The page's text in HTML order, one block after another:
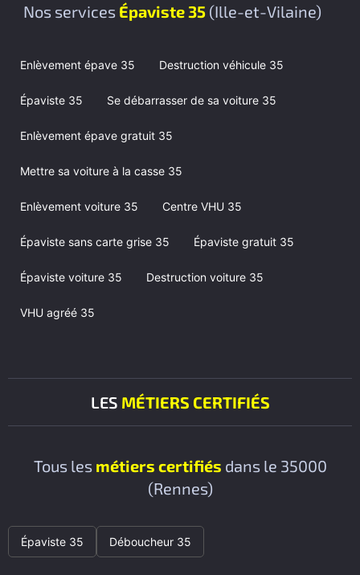
Nos services Épaviste 35 (Ille-et-Vilaine)
Enlèvement épave 35 Destruction véhicule 35
Épaviste 35 Se débarrasser de sa voiture 35
Enlèvement épave gratuit 35
Mettre sa voiture à la casse 35
Enlèvement voiture 35 Centre VHU 35
Épaviste sans carte grise 35 Épaviste gratuit 35
Épaviste voiture 35 Destruction voiture 35
VHU agréé 35
LES MÉTIERS CERTIFIÉS
Tous les métiers certifiés dans le 35000
(Rennes)
Épaviste 35 Déboucheur 35